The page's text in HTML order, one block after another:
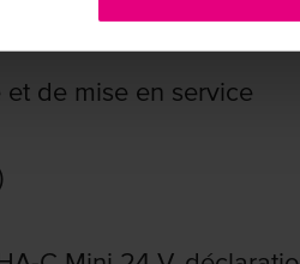
de mise en service